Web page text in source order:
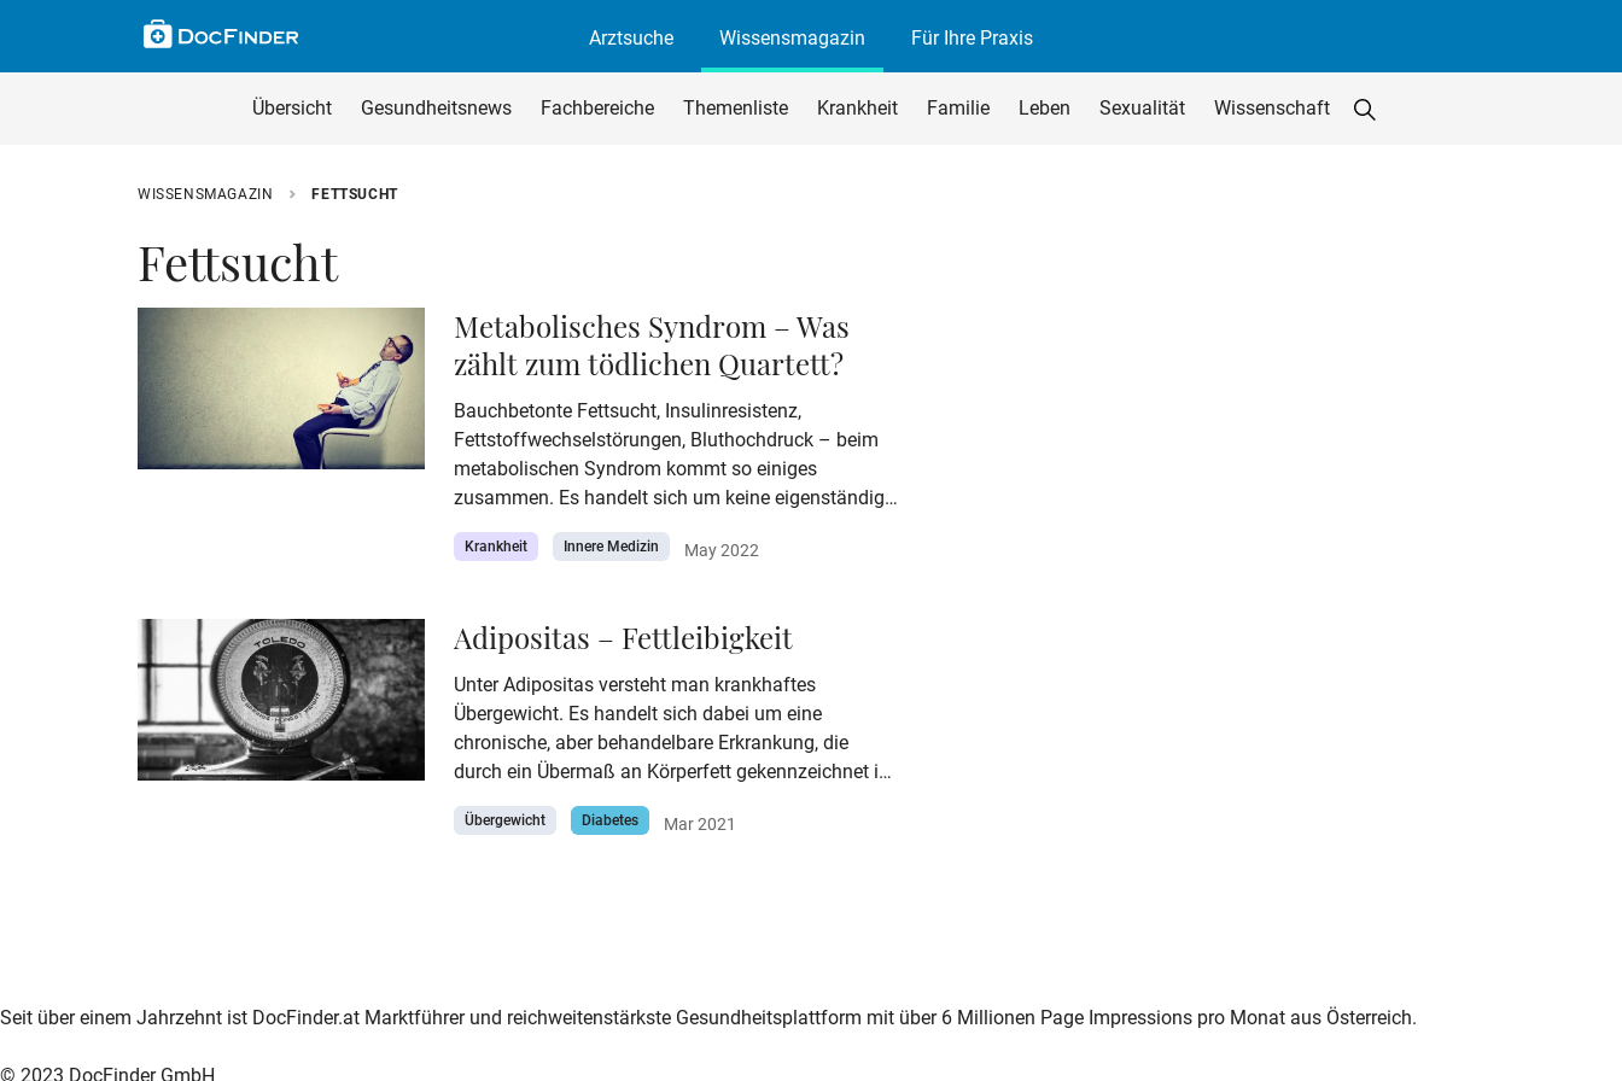
Arztsuche
Wissensmagazin Für Ihre Praxis
Übersicht Gesundheitsnews Fachbereiche Themenliste Krankheit Familie Leben Sexualität Wissenschaft
Suche im Wissensmagazin
Wissensmagazin durchsuchen
WISSENSMAGAZIN FETTSUCHT
Fettsucht
Metabolisches Syndrom – Was
zählt zum tödlichen Quartett?
Bauchbetonte Fettsucht, Insulinresistenz,
Fettstoffwechselstörungen, Bluthochdruck – beim
metabolischen Syndrom kommt so einiges
zusammen. Es handelt sich um keine eigenständige
Erkrankung, sondern um eine Kombination aus
verschiedenen Erkrankungen und Beschwerden,
unter dem metabolischen Syndrom
zusammengefasst sind durch eine unausgewogene
Ernährungsweise und einen ungesunden Lebensstil
begünstigt werden, wird das metabolische Syndrom
auch als “Wohlstandserkrankung“ bezeichnet.
Krankheit Innere Medizin May 2022
Adipositas – Fettleibigkeit
Unter Adipositas versteht man krankhaftes
Übergewicht. Es handelt sich dabei um eine
chronische, aber behandelbare Erkrankung, die
durch ein Übermaß an Körperfett gekennzeichnet ist
und die zahlreiche Folgeerkrankungen begünstigt.
Übergewicht Diabetes Mar 2021
zur DocFinder-Startseite
logo icon
Seit über einem Jahrzehnt ist DocFinder.at Marktführer und reichweitenstärkste Gesundheitsplattform mit über 6 Millionen Page Impressions pro Monat aus Österreich.
© 2023 DocFinder GmbH